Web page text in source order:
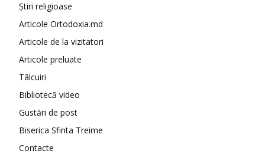
Știri religioase
Articole Ortodoxia.md
Articole de la vizitatori
Articole preluate
Tâlcuiri
Bibliotecă video
Gustări de post
Biserica Sfinta Treime
Contacte